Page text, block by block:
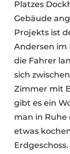
Platzes
Gebäude
Projekts ist
Andersen im
die Fahrer
sich
Zimmer mit
gibt es ein
man in Ruhe
etwas